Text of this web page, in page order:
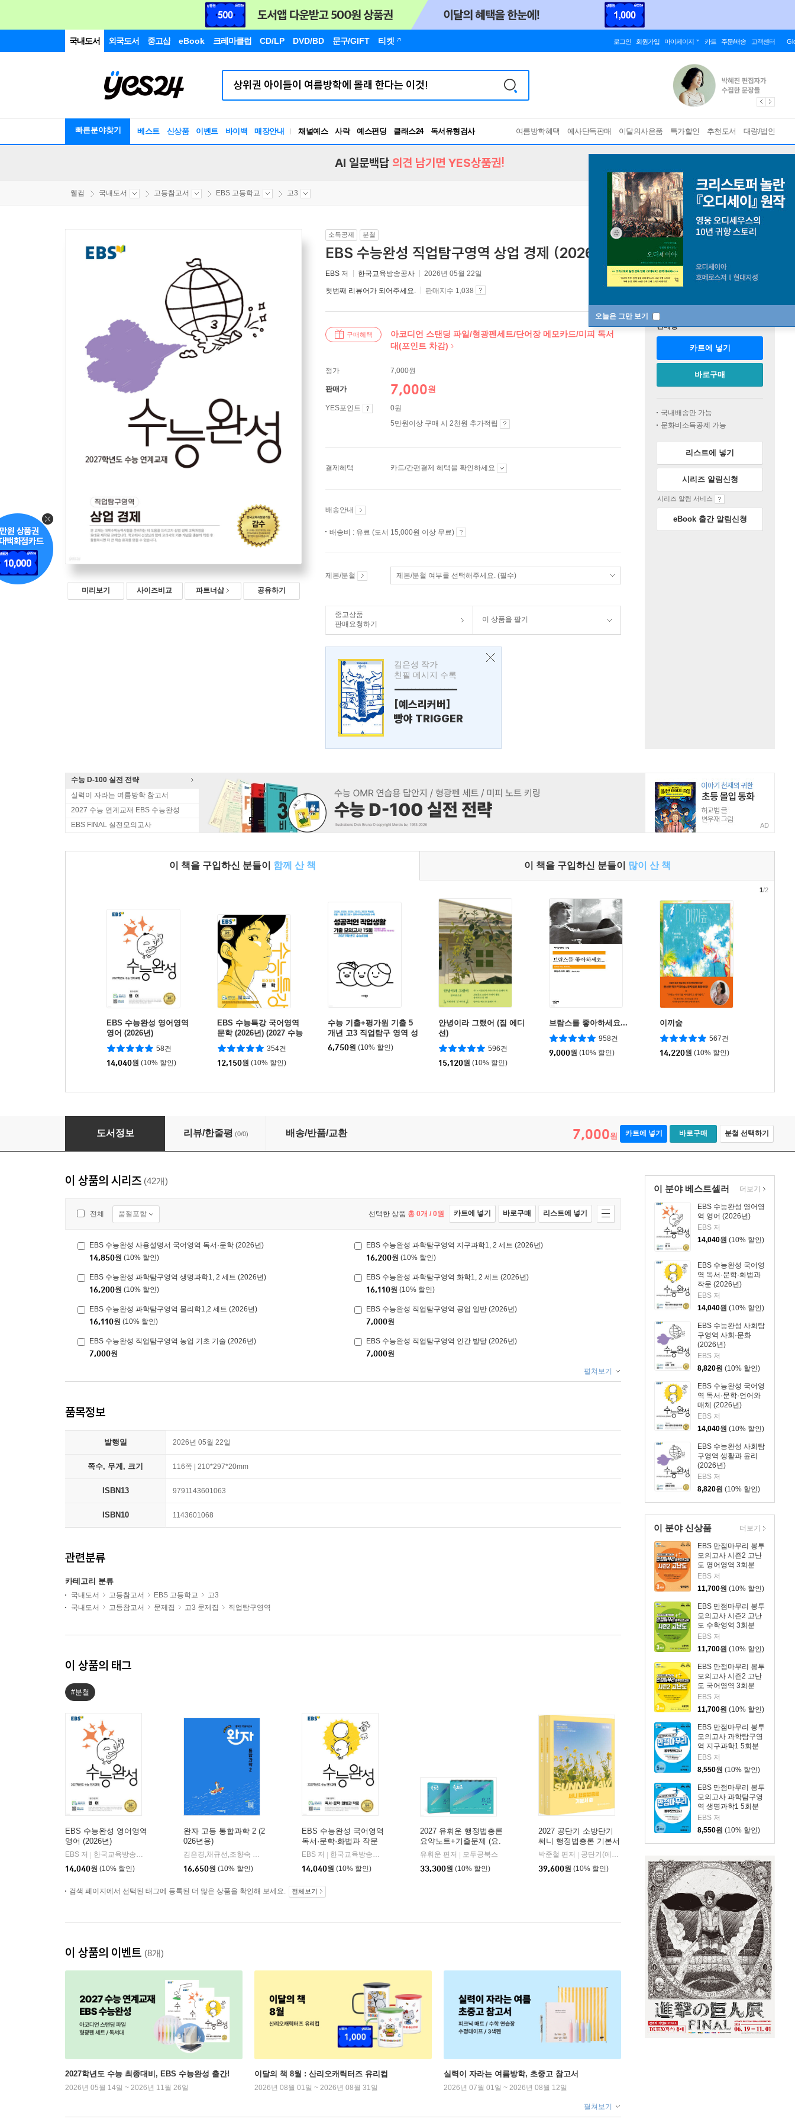
국내도서 외국도서 중고샵 eBook 크레마클럽 CD/LP DVD/BD 문구/GIFT 티켓 로그인 회원가입 마이페이지 카트 주문/배송 고객센터
빠른분야찾기 베스트 신상품 이벤트 바이백 매장안내 채널예스 사락 예스펀딩 클래스24
독서유형검사
RBTI Lab
여름방학혜택 예사단독판매 이달의사은품 특가할인 추천도서 대량/법인
오늘은 그만 보기
AI 일문백답 의견 남기면 YES상품권!
웰컴 국내도서 고등참고서 EBS 고등학교 고3
미리보기 사이즈비교 파트너샵 공유하기
소득공제 분철
EBS 수능완성 직업탐구영역 상업 경제 (2026년) 2027학년도 수능 연계교재
EBS 저 한국교육방송공사 2026년 05월 22일
첫번째 리뷰어가 되어주세요. 판매지수 1,038
구매혜택
아코디언 스탠딩 파일/형광펜세트/단어장 메모카드/미피 독서
대(포인트 차감)
정가 7,000원
판매가 7,000원
YES포인트
0원
5만원이상 구매 시 2천원 추가적립
결제혜택 카드/간편결제 혜택을 확인하세요
배송안내
배송비 : 유료 (도서 15,000원 이상 무료)
제본/분철 제본/분철 여부를 선택해주세요. (필수)
중고상품
판매요청하기
이 상품을 팔기
김은성 작가
친필 메시지 수록
---------------
[예스리커버]
빵야 TRIGGER
판매중
카트에 넣기
바로구매
국내배송만 가능
문화비소득공제 가능
리스트에 넣기
시리즈 알림신청
시리즈 알림 서비스
eBook 출간 알림신청
수능 D-100 실전 전략
실력이 자라는 여름방학 참고서
2027 수능 연계교재 EBS 수능완성
EBS FINAL 실전모의고사
AD
이 책을 구입하신 분들이 함께 산 책 이 책을 구입하신 분들이 많이 산 책
EBS 수능완성 영어영역
영어 (2026년)
58건
14,040원 (10% 할인)
EBS 수능특강 국어영역
문학 (2026년) (2027 수능
대비)
354건
12,150원 (10% 할인)
수능 기출+평가원 기출 5
개년 고3 직업탐구 영역 성
공적인 직업생활 (2026년)
6,750원 (10% 할인)
안녕이라 그랬어 (집 에디
션)
596건
15,120원 (10% 할인)
브람스를 좋아하세요...
958건
9,000원 (10% 할인)
이끼숲
567건
14,220원 (10% 할인)
1/2
EBS 수능완성 직업탐구영역 상업 경제 (2026년)
도서정보 리뷰/한줄평 (0/0) 배송/반품/교환 7,000원 카트에 넣기 바로구매 분철 선택하기
이 분야 베스트셀러
EBS 수능완성 영어영
역 영어 (2026년)
EBS 저
14,040원 (10% 할인)
EBS 수능완성 국어영
역 독서·문학·화법과
작문 (2026년)
EBS 저
14,040원 (10% 할인)
EBS 수능완성 사회탐
구영역 사회·문화
(2026년)
EBS 저
8,820원 (10% 할인)
EBS 수능완성 국어영
역 독서·문학·언어와
매체 (2026년)
EBS 저
14,040원 (10% 할인)
EBS 수능완성 사회탐
구영역 생활과 윤리
(2026년)
EBS 저
8,820원 (10% 할인)
더보기
이 분야 신상품
EBS 만점마무리 봉투
모의고사 시즌2 고난
도 영어영역 3회분
(2026년)
EBS 저
11,700원 (10% 할인)
EBS 만점마무리 봉투
모의고사 시즌2 고난
도 수학영역 3회분
(2026년)
EBS 저
11,700원 (10% 할인)
EBS 만점마무리 봉투
모의고사 시즌2 고난
도 국어영역 3회분
(2026년)
EBS 저
11,700원 (10% 할인)
EBS 만점마무리 봉투
모의고사 과학탐구영
역 지구과학1 5회분
(2026년)
EBS 저
8,550원 (10% 할인)
EBS 만점마무리 봉투
모의고사 과학탐구영
역 생명과학1 5회분
(2026년)
EBS 저
8,550원 (10% 할인)
더보기
이 상품의 시리즈 (42개)
전체 품절포함 선택한 상품 총 0개 / 0원 카트에 넣기 바로구매 리스트에 넣기
EBS 수능완성 사용설명서 국어영역 독서·문학 (2026년)
14,850원 (10% 할인)
EBS 수능완성 과학탐구영역 지구과학1, 2 세트 (2026년)
16,200원 (10% 할인)
EBS 수능완성 과학탐구영역 생명과학1, 2 세트 (2026년)
16,200원 (10% 할인)
EBS 수능완성 과학탐구영역 화학1, 2 세트 (2026년)
16,110원 (10% 할인)
EBS 수능완성 과학탐구영역 물리학1,2 세트 (2026년)
16,110원 (10% 할인)
EBS 수능완성 직업탐구영역 공업 일반 (2026년)
7,000원
EBS 수능완성 직업탐구영역 농업 기초 기술 (2026년)
7,000원
EBS 수능완성 직업탐구영역 인간 발달 (2026년)
7,000원
펼쳐보기
품목정보
발행일 2026년 05월 22일
쪽수, 무게, 크기 116쪽 | 210*297*20mm
ISBN13 9791143601063
ISBN10 1143601068
관련분류
카테고리 분류
국내도서 고등참고서 EBS 고등학교
고3
국내도서
고등참고서 문제집 고3 문제집 직업탐구영역
이 상품의 태그
#분철
EBS 수능완성 영어영역
영어 (2026년)
EBS 저
한국교육방송공사
14,040원 (10% 할인)
완자 고등 통합과학 2 (2
026년용)
김은경,채규선,조향숙 등저
16,650원 (10% 할인)
EBS 수능완성 국어영역
독서·문학·화법과 작문
(2026년)
EBS 저
한국교육방송공사
14,040원 (10% 할인)
2027 유휘운 행정법총론
요약노트+기출문제 (요.
플.)
유휘운 편저
모두공북스
33,300원 (10% 할인)
2027 공단기 소방단기
써니 행정법총론 기본서
박준철 편저
공단기(에스티유니타스)
39,600원 (10% 할인)
검색 페이지에서 선택된 태그에 등록된 더 많은 상품을 확인해 보세요. 전체보기
이 상품의 이벤트 (8개)
2027학년도 수능 최종대비, EBS 수능완성 출간!
2026년 05월 14일 ~ 2026년 11월 26일
이달의 책 8월 : 산리오캐릭터즈 유리컵
2026년 08월 01일 ~ 2026년 08월 31일
실력이 자라는 여름방학, 초중고 참고서
2026년 07월 01일 ~ 2026년 08월 12일
펼쳐보기